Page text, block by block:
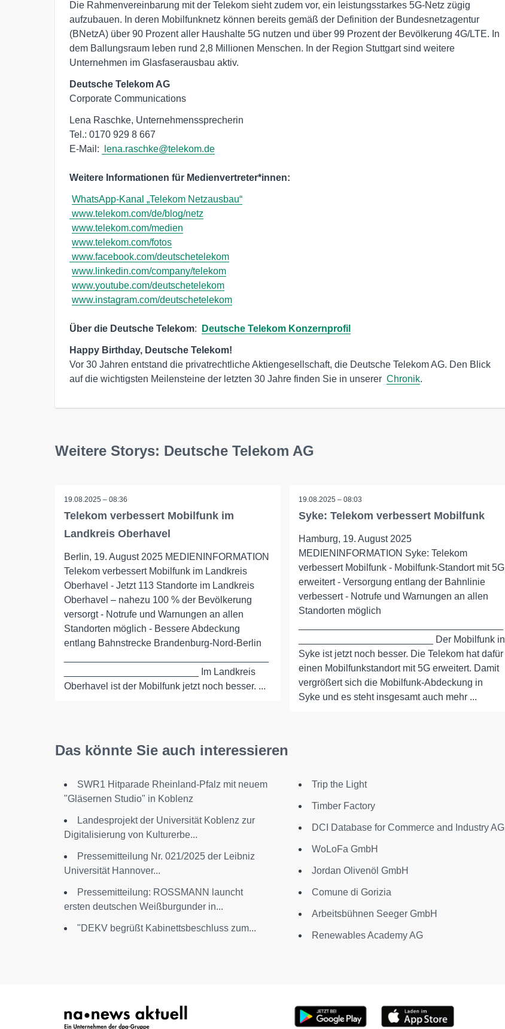
Die Rahmenvereinbarung mit der Telekom sieht zudem vor, ein leistungsstarkes 5G-Netz zügig
aufzubauen. In deren Mobilfunknetz können bereits gemäß der Definition der Bundesnetzagentur
(BNetzA) über 90 Prozent aller Haushalte 5G nutzen und über 99 Prozent der Bevölkerung 4G/LTE. In
dem Ballungsraum leben rund 2,8 Millionen Menschen. In der Region Stuttgart sind weitere
Unternehmen im Glasfaserausbau aktiv.
Deutsche Telekom AG
Corporate Communications
Lena Raschke, Unternehmenssprecherin
Tel.: 0170 929 8 667
E-Mail:
lena.raschke@telekom.de
Weitere Informationen für Medienvertreter*innen:
WhatsApp-Kanal „Telekom Netzausbau“
www.telekom.com/de/blog/netz
www.telekom.com/medien
www.telekom.com/fotos
www.facebook.com/deutschetelekom
www.linkedin.com/company/telekom
www.youtube.com/deutschetelekom
www.instagram.com/deutschetelekom
Über die Deutsche Telekom: Deutsche Telekom Konzernprofil
Vor 30 Jahren entstand die privatrechtliche Aktiengesellschaft, die Deutsche Telekom AG. Den Blick
auf die wichtigsten Meilensteine der letzten 30 Jahre finden Sie in unserer Chronik.
Weitere Storys: Deutsche Telekom AG
19.08.2025 – 08:36
Telekom verbessert Mobilfunk im
Landkreis Oberhavel
Berlin, 19. August 2025 MEDIENINFORMATION
Telekom verbessert Mobilfunk im Landkreis
Oberhavel - Jetzt 113 Standorte im Landkreis
Oberhavel – nahezu 100 % der Bevölkerung
versorgt - Notrufe und Warnungen an allen
Standorten möglich - Bessere Abdeckung
entlang Bahnstrecke Brandenburg-Nord-Berlin
_________________________ Im Landkreis
Oberhavel ist der Mobilfunk jetzt noch besser. ...
19.08.2025 – 08:03
Syke: Telekom verbessert Mobilfunk
Hamburg, 19. August 2025
MEDIENINFORMATION Syke: Telekom
verbessert Mobilfunk - Mobilfunk-Standort mit 5G
erweitert - Versorgung entlang der Bahnlinie
verbessert - Notrufe und Warnungen an allen
Standorten möglich
_________________________ Der Mobilfunk in
Syke ist jetzt noch besser. Die Telekom hat dafür
einen Mobilfunkstandort mit 5G erweitert. Damit
vergrößert sich die Mobilfunk-Abdeckung in
Syke und es steht insgesamt auch mehr ...
Das könnte Sie auch interessieren
SWR1 Hitparade Rheinland-Pfalz mit neuem
"Gläsernen Studio" in Koblenz
Landesprojekt der Universität Koblenz zur
Digitalisierung von Kulturerbe...
Pressemitteilung Nr. 021/2025 der Leibniz
Universität Hannover...
Pressemitteilung: ROSSMANN launcht
ersten deutschen Weißburgunder in...
"DEKV begrüßt Kabinettsbeschluss zum...
Trip the Light
Timber Factory
DCI Database for Commerce and Industry AG
WoLoFa GmbH
Jordan Olivenöl GmbH
Comune di Gorizia
Arbeitsbühnen Seeger GmbH
Renewables Academy AG